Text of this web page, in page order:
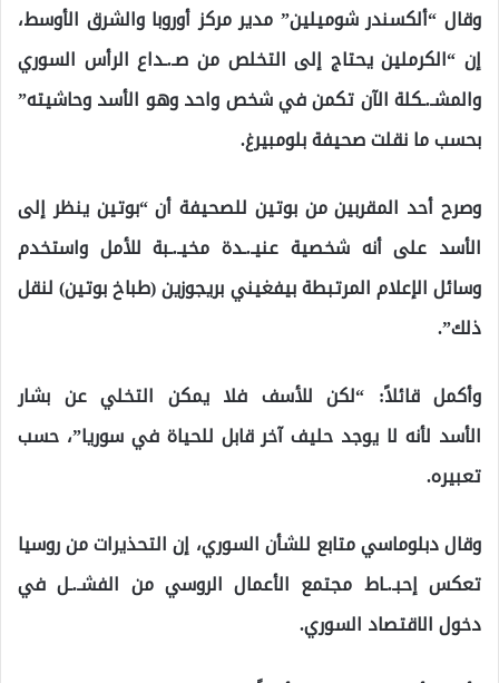
وقال “ألكسندر شوميلين” مدير مركز أوروبا والشرق الأوسط،
إن “الكرملين يحتاج إلى التخلص من صـ.ـداع الرأس السوري
والمشـ.ـكلة الآن تكمن في شخص واحد وهو الأسد وحاشيته”
بحسب ما نقلت صحيفة بلومبيرغ.
وصرح أحد المقربين من بوتين للصحيفة أن “بوتين ينظر إلى
الأسد على أنه شخصية عنيـ.ـدة مخيـ.ـبة للأمل واستخدم
وسائل الإعلام المرتبطة بيفغيني بريجوزين (طباخ بوتين) لنقل
ذلك”.
وأكمل قائلاً: “لكن للأسف فلا يمكن التخلي عن بشار
الأسد لأنه لا يوجد حليف آخر قابل للحياة في سوريا”، حسب
تعبيره.
وقال دبلوماسي متابع للشأن السوري، إن التحذيرات من روسيا
تعكس إحبـ.ـاط مجتمع الأعمال الروسي من الفشـ.ـل في
دخول الاقتصاد السوري.